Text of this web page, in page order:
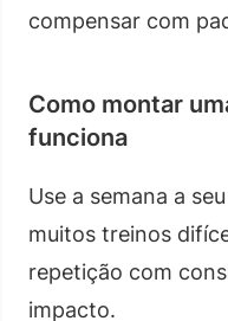
compensar com
Como montar
funciona
Use a semana a
muitos treinos
repetição com
impacto.